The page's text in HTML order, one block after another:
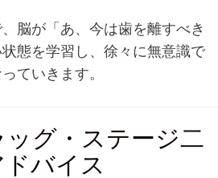
脳が「あ、今は歯を離すべき
態を学習し、徐々に無意識で
ていきます。
グ・ステージ二
バイス